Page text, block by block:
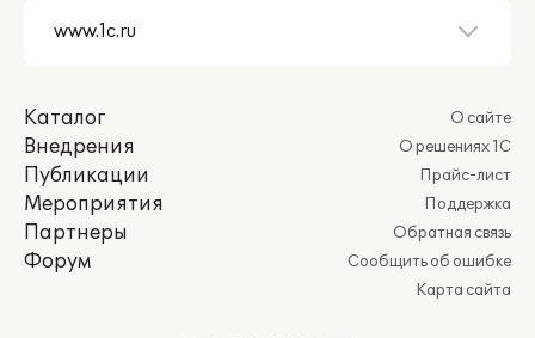
Каталог
Внедрения
Публикации
Мероприятия
Партнеры
Форум
О сайте
О решениях 1С
Прайс-лист
Поддержка
Обратная связь
Сообщить об ошибке
Карта сайта